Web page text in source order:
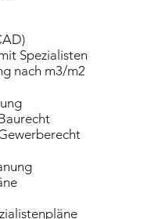
Spezialisten
nach m3/m2